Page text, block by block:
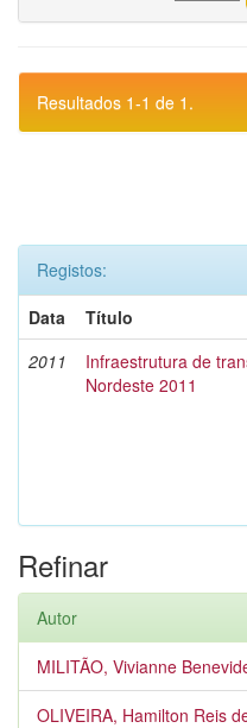
Resultados 1-1 de 1.
Registos:
Data
Título
2011
Infraestrutura de
Nordeste 2011
Refinar
Autor
MILITÃO, Vivianne
OLIVEIRA, Hamilton Reis